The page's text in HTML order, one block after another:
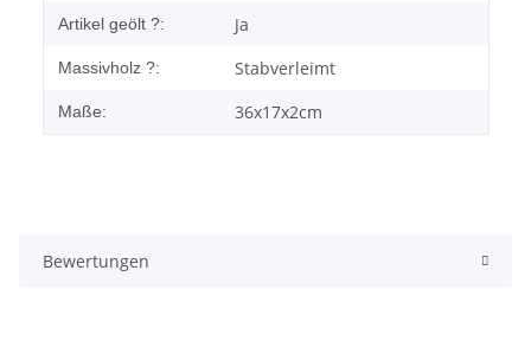
Artikel geölt ?: Ja
Massivholz ?: Stabverleimt
Maße: 36x17x2cm
Bewertungen